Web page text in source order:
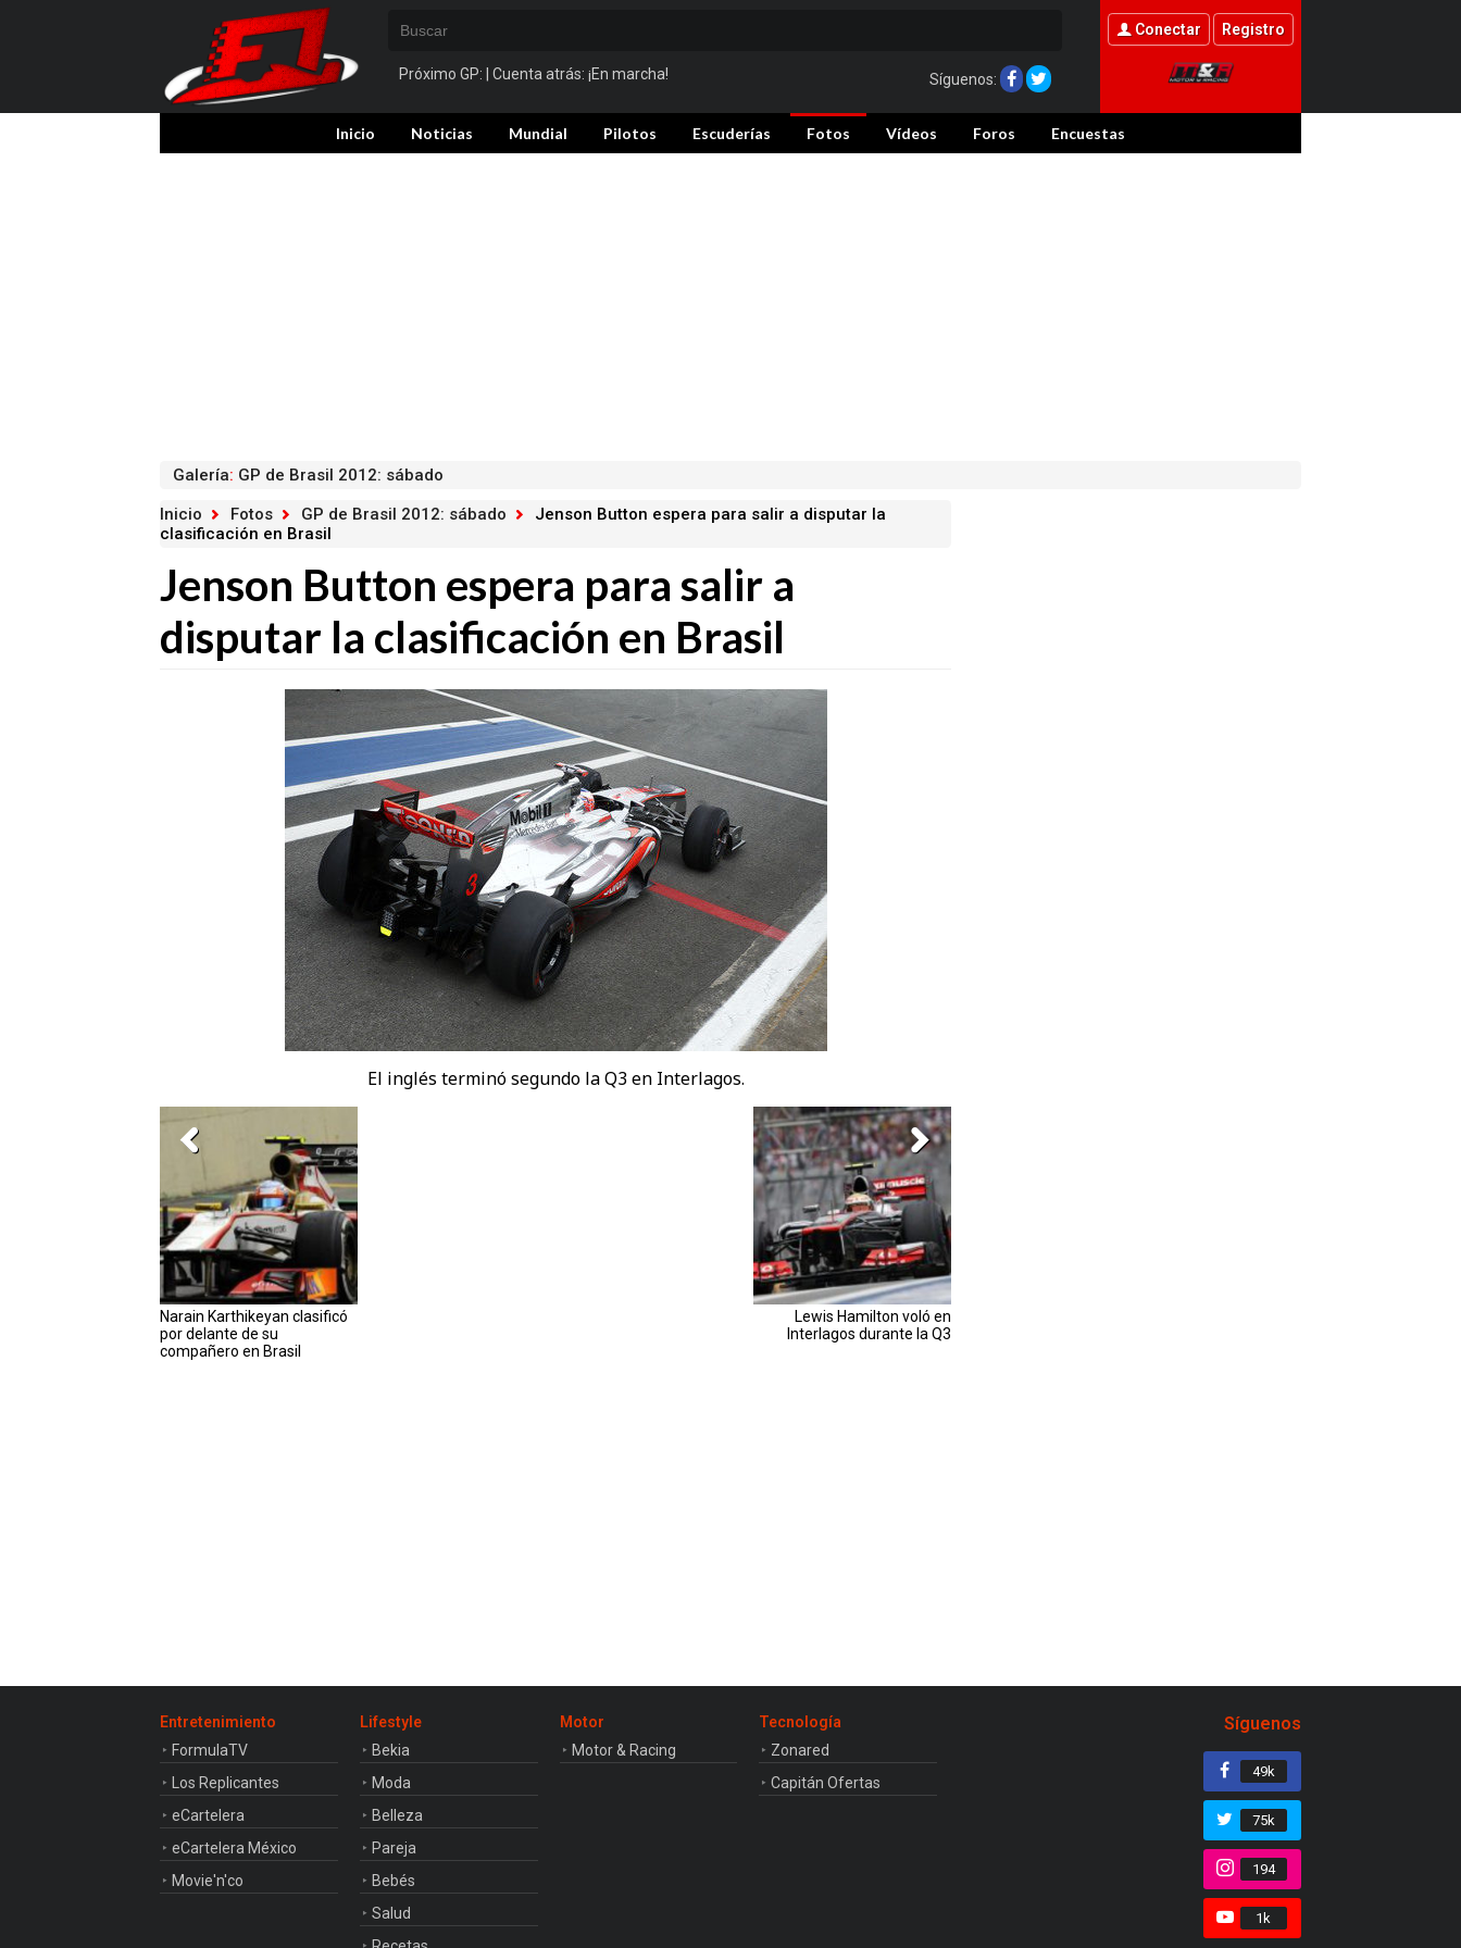
Próximo GP: | Cuenta atrás: ¡En marcha! Síguenos:
Conectar Registro
Inicio Noticias Mundial Pilotos Escuderías Fotos Vídeos Foros Encuestas
Galería: GP de Brasil 2012: sábado
Inicio
Fotos GP de Brasil 2012: sábado
Jenson Button espera para salir a disputar la
clasificación en Brasil
Jenson Button espera para salir a
disputar la clasificación en Brasil
El inglés terminó segundo la Q3 en Interlagos.
Narain Karthikeyan clasificó
por delante de su
compañero en Brasil
Lewis Hamilton voló en
Interlagos durante la Q3
Entretenimiento
FormulaTV
Los Replicantes
eCartelera
eCartelera México
Movie'n'co
Lifestyle
Bekia
Moda
Belleza
Pareja
Bebés
Salud
Motor
Motor & Racing
Tecnología
Zonared
Capitán Ofertas
Síguenos
49k
75k
194
1k